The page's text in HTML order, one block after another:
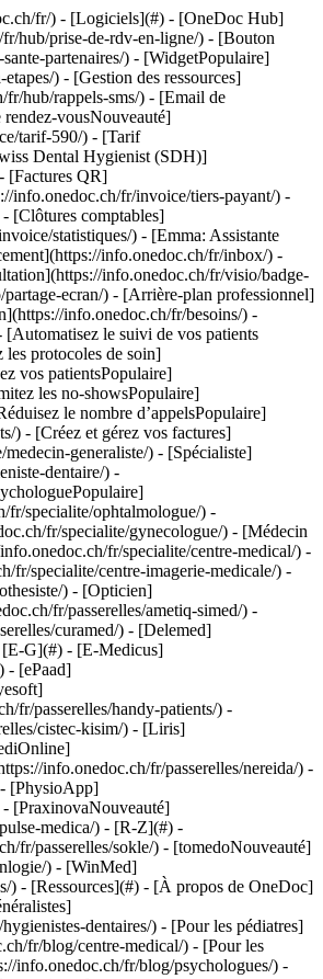
fr/passerelles/medicloud/) - [MediOnline](https://info.onedoc.ch/fr/passerelles/medionline-caisse-des-medecins/) - [Mediway](https://info.onedoc.ch/fr/passerelles/mediway/) - [N-Q](#) - [NereidaNouveauté](https://info.onedoc.ch/fr/passerelles/nereida/) - [NEXUS](https://info.onedoc.ch/fr/passerelles/nexus/) - [Oplus](https://info.onedoc.ch/fr/passerelles/oplus/) - [Outlook](https://info.onedoc.ch/fr/passerelles/outlook/) - [PhysioApp](https://info.onedoc.ch/fr/passerelles/physioapp/) - [Polavis](https://info.onedoc.ch/fr/passerelles/polavis/) - [Polypoint](https://info.onedoc.ch/fr/passerelles/polypoint/) - [PraxinovaNouveauté](https://info.onedoc.ch/fr/passerelles/praxinova/) - [ProPharma](https://info.onedoc.ch/fr/passerelles/propharma/) - [Pulse Medica](https://info.onedoc.ch/fr/passerelles/pulse-medica/) - [R-Z](#) - [RockethealthNouveauté](https://info.onedoc.ch/fr/passerelles/rockethealth/) - [SOFTplus](https://info.onedoc.ch/fr/passerelles/softplus/) - [Sokle](https://info.onedoc.ch/fr/passerelles/sokle/) - [tomedoNouveauté](https://info.onedoc.ch/fr/passerelles/tomedo/) - [Vitomed](https://info.onedoc.ch/fr/passerelles/vitomed-vitodata/) - [WinLogie](https://info.onedoc.ch/fr/passerelles/winlogie/) - [WinMed](https://info.onedoc.ch/fr/passerelles/winmed/) - [ZaWin](https://info.onedoc.ch/fr/passerelles/zawin/) - [Voir toutes nos passerelles](https://info.onedoc.ch/fr/passerelles/) - [Ressources](#) - [À propos de OneDoc](#) - [Raison d’être](https://info.onedoc.ch/fr/raison-d-etre/) - [Presse](https://info.onedoc.ch/fr/presse/) - [Blog](https://info.onedoc.ch/fr/blog/) - [Pour les médecins généralistes](https://info.onedoc.ch/fr/blog/medecins/) - [Pour les dentistes](https://info.onedoc.ch/fr/blog/dentistes/) - [Pour les hygiénistes dentaires](https://info.onedoc.ch/fr/b